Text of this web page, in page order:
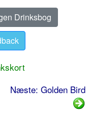
Drinksbog
Næste: Golden Bird